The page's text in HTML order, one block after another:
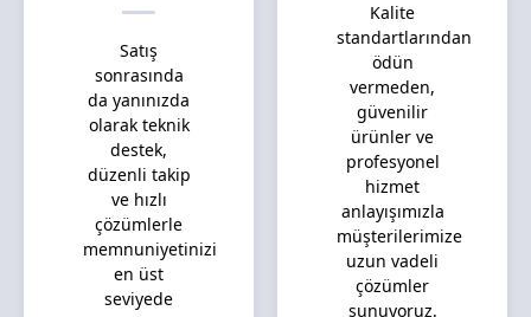
Satış
sonrasında
da yanınızda
olarak teknik
destek,
düzenli takip
ve hızlı
çözümlerle
memnuniyetinizi
en üst
seviyede
Kalite
standartlarından
ödün
vermeden,
güvenilir
ürünler ve
profesyonel
hizmet
anlayışımızla
müşterilerimize
uzun vadeli
çözümler
sunuyoruz.